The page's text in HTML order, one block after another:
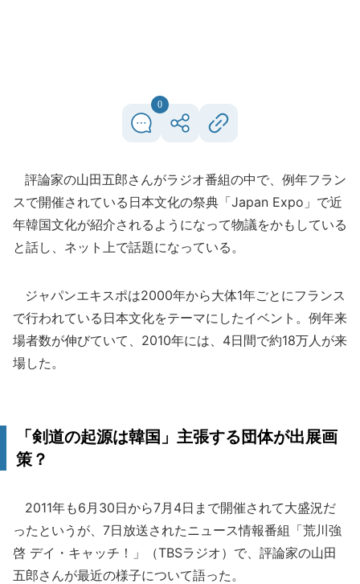
0
評論家の山田五郎さんがラジオ番組の中で、例年フラン
スで開催されている日本文化の祭典「Japan Expo」で近
年韓国文化が紹介されるようになって物議をかもしている
と話し、ネット上で話題になっている。
ジャパンエキスポは2000年から大体1年ごとにフランス
で行われている日本文化をテーマにしたイベント。例年来
場者数が伸びていて、2010年には、4日間で約18万人が来
場した。
「剣道の起源は韓国」主張する団体が出展画
策？
2011年も6月30日から7月4日まで開催されて大盛況だ
ったというが、7日放送されたニュース情報番組「荒川強
啓 デイ・キャッチ！」（TBSラジオ）で、評論家の山田
五郎さんが最近の様子について語った。